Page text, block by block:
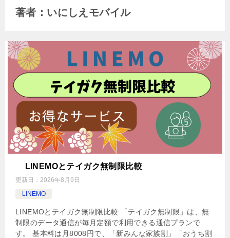
著者：いにしえモバイル
LINEMOとテイガク無制限比較
更新日： 2026年8月9日
LINEMO
LINEMOとテイガク無制限比較 「テイガク無制限」は、無
制限のデータ通信が毎月定額で利用できる通信プランで
す。 基本料は月8008円で、「新みんな家族割」「おうち割